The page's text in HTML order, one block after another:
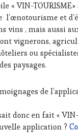
,
« VIN-TOURISME»
l’œnotourisme et
vins , mais aussi
vignerons,
ou
paysages.
de
donc en fait «
application ?